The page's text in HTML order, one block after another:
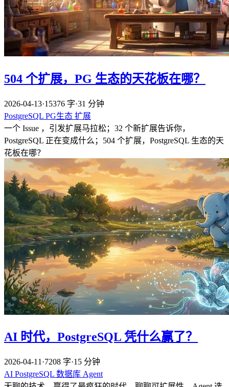
504 个扩展，PG 生态的天花板在哪？
2026-04-13·15376 字·31 分钟
PostgreSQL PG生态 扩展
一个 Issue ，引发扩展马拉松；32 个新扩展告诉你，
PostgreSQL 正在变成什么；504 个扩展，PostgreSQL 生态的天
花板在哪？
AI 时代，PostgreSQL 凭什么赢了？
2026-04-11 ·7208 字·15 分钟
AI PostgreSQL 数据库 Agent